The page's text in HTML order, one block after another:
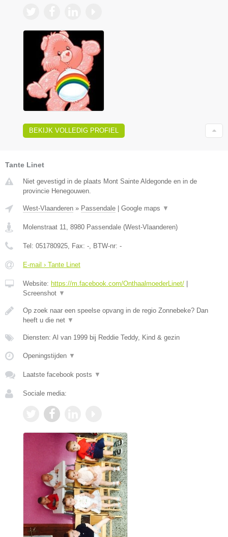
BEKIJK VOLLEDIG PROFIEL
Tante Linet
Niet gevestigd in de plaats Mont Sainte Aldegonde en in de
provincie Henegouwen.
West-Vlaanderen » Passendale Google maps ▼
Molenstraat 11 8980 Passendale (West-Vlaanderen)
Tel: 051780925 , Fax: - , BTW-nr: -
E-mail › Tante Linet
Website: https://m.facebook.com/OnthaalmoederLinet/
Screenshot ▼
Op zoek naar een speelse opvang in de regio Zonnebeke? Dan
heeft u die net ▼
Diensten: Al van 1999 bij Reddie Teddy, Kind & gezin
Openingstijden ▼
Laatste facebook posts ▼
Sociale media: